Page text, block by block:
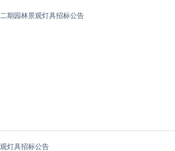
期园林景观灯具招标公告
灯具招标公告